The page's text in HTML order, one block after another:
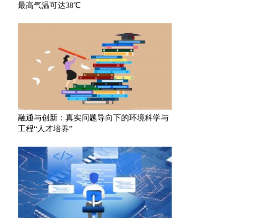
最高气温可达38℃
融通与创新：真实问题导向下的环境科学与
工程“人才培养”